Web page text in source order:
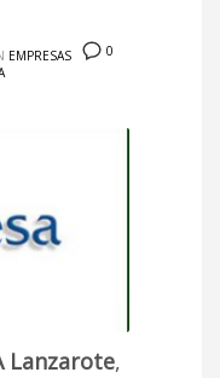
0
EMPRESAS
Lanzarote,